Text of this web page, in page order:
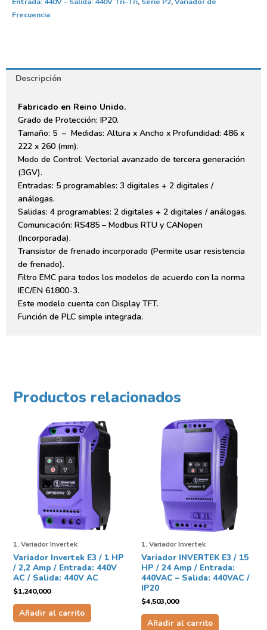
Frecuencia
Descripción
Fabricado en Reino Unido.
Grado de Protección: IP20.
Tamaño: 5 – Medidas: Altura x Ancho x Profundidad: 486 x
222 x 260 (mm).
Modo de Control: Vectorial avanzado de tercera generación
(3GV).
Entradas: 5 programables: 3 digitales + 2 digitales /
análogas.
Salidas: 4 programables: 2 digitales + 2 digitales / análogas.
Comunicación: RS485 – Modbus RTU y CANopen
(Incorporada).
Transistor de frenado incorporado (Permite usar resistencia
de frenado).
Filtro EMC para todos los modelos de acuerdo con la norma
IEC/EN 61800-3.
Este modelo cuenta con Display TFT.
Función de PLC simple integrada.
Productos relacionados
1. Variador Invertek
Variador Invertek E3 / 1 HP
/ 2,2 Amp / Entrada: 440V
AC / Salida: 440V AC
$1,240,000
Añadir al carrito
1. Variador Invertek
Variador INVERTEK E3 / 15
HP / 24 Amp / Entrada:
440VAC – Salida: 440VAC /
IP20
$4,503,000
Añadir al carrito